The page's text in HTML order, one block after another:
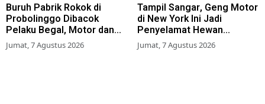
Buruh Pabrik Rokok di
Probolinggo Dibacok
Pelaku Begal, Motor dan
Tas Amblas
Jumat, 7 Agustus 2026
Tampil Sangar, Geng Motor
di New York Ini Jadi
Penyelamat Hewan
Terlantar
Jumat, 7 Agustus 2026